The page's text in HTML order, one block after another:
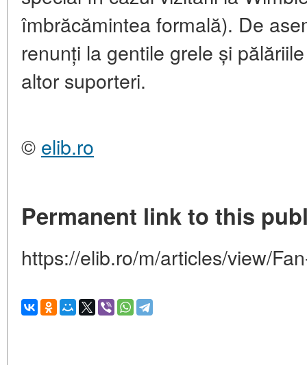
îmbrăcămintea formală). De
renunți la gentile grele și
altor suporteri.
© elib.ro
Permanent link to this
https://elib.ro/m/articles/view/